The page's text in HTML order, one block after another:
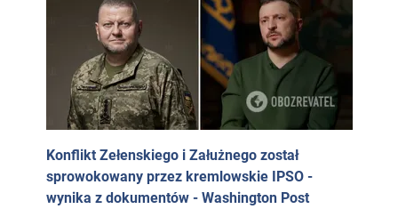
Konflikt Zełenskiego i Załużnego został
sprowokowany przez kremlowskie IPSO -
wynika z dokumentów - Washington Post